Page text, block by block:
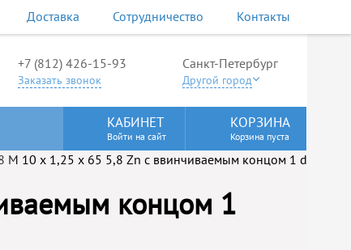
Доставка Сотрудничество Контакты
+7 (812) 426-15-93
Заказать звонок
Санкт-Петербург
Другой город
КАБИНЕТ
Войти на сайт
КОРЗИНА
Корзина пуста
концом 1